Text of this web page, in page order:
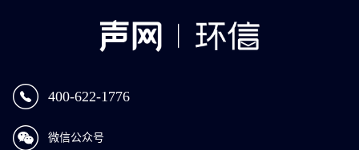
400-622-1776
微信公众号